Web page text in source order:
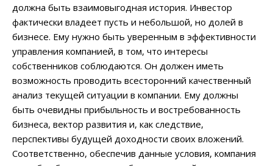
должна быть взаимовыгодная история. Инвестор
фактически владеет пусть и небольшой, но долей в
бизнесе. Ему нужно быть уверенным в эффективности
управления компанией, в том, что интересы
собственников соблюдаются. Он должен иметь
возможность проводить всесторонний качественный
анализ текущей ситуации в компании. Ему должны
быть очевидны прибыльность и востребованность
бизнеса, вектор развития и, как следствие,
перспективы будущей доходности своих вложений.
Соответственно, обеспечив данные условия, компания